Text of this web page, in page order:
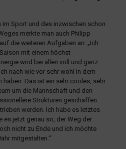
im Sport und des inzwischen schon
merkte man auch Philipp
die weiteren Aufgaben an: „Ich
mit einem höchst
wird bei allen voll und ganz
nach wie vor sehr wohl in dem
Das ist ein sehr cooles, sehr
um die Mannschaft und den
Strukturen geschaffen
werden. Ich habe es letztes
es jetzt genau so, der Weg der
nicht zu Ende und ich möchte
mitgestalten.“